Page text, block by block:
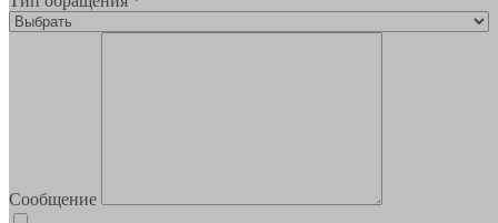
Сообщение